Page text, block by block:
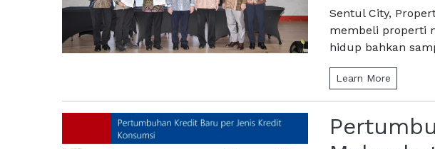
Sentul City,
membeli properti
hidup bahkan
Learn More